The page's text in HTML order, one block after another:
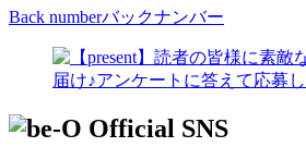
Back numberバックナンバー